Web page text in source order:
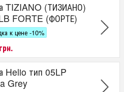
TIZIANO (ТИЗИАНО)
FORTE (ФОРТЕ)
к цене -10%
Helio тип 05LP
Grey